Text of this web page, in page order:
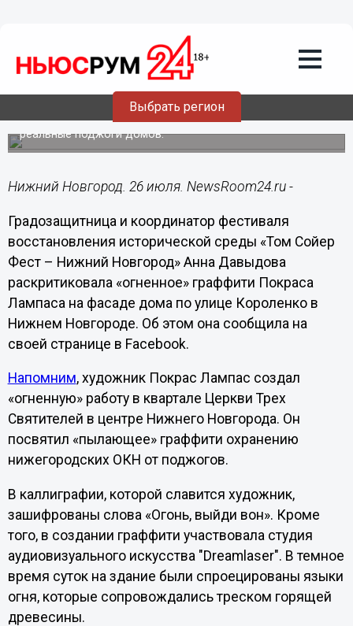
Выбрать регион
26.07.202113:16
Анна Давыдова раскритиковала
«огненное» граффити Покраса Лампаса
Работа может спровоцировать злоумышленников на
реальные поджоги домов.
Нижний Новгород. 26 июля. NewsRoom24.ru -
Градозащитница и координатор фестиваля
восстановления исторической среды «Том Сойер
Фест – Нижний Новгород» Анна Давыдова
раскритиковала «огненное» граффити Покраса
Лампаса на фасаде дома по улице Короленко в
Нижнем Новгороде. Об этом она сообщила на
своей странице в Facebook.
Напомним, художник Покрас Лампас создал
«огненную» работу в квартале Церкви Трех
Святителей в центре Нижнего Новгорода. Он
посвятил «пылающее» граффити охранению
нижегородских ОКН от поджогов.
В каллиграфии, которой славится художник,
зашифрованы слова «Огонь, выйди вон». Кроме
того, в создании граффити участвовала студия
аудиовизуального искусства "Dreamlaser". В темное
время суток на здание были спроецированы языки
огня, которые сопровождались треском горящей
древесины.